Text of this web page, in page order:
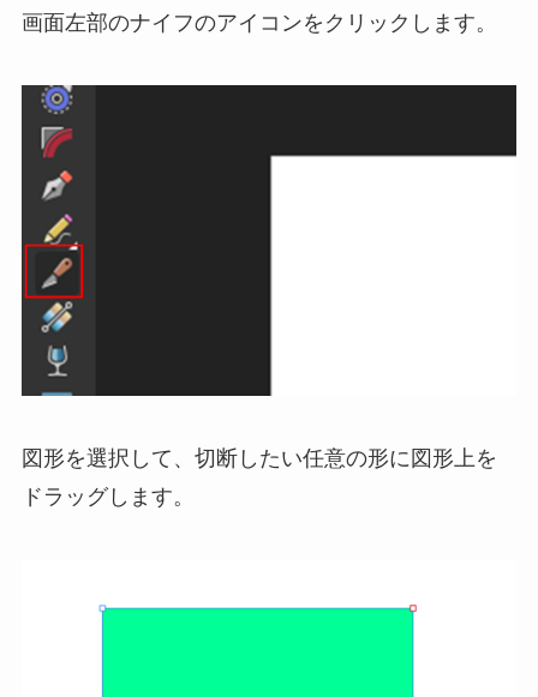
画面左部のナイフのアイコンをクリックします。
図形を選択して、切断したい任意の形に図形上を
ドラッグします。